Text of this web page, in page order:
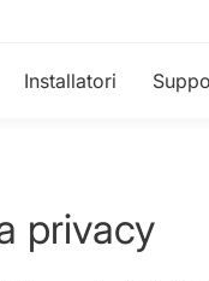
Installatori
privacy